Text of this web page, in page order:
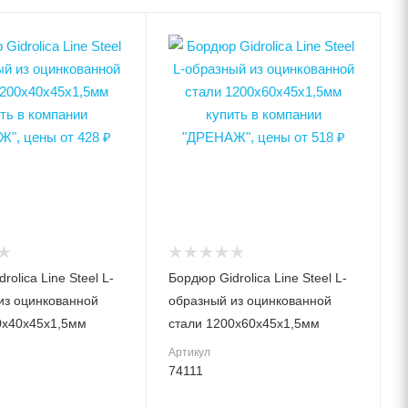
(мм)
(мм)
и
Line Steel L-
оцинкованной
Высота внешняя (мм)
Ширина внешняя (мм)
Ширина внутренняя
Материал лотка и
Сталь
Вес, кг
1.85
Серия
Line Steel
Бордюр Gidrolica Line Steel L-
образный из оцинкованной
стали 1200х60х45х1,5мм
Артикул
74111